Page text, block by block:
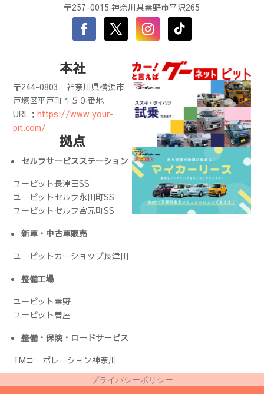
〒257-0015 神奈川県秦野市平沢265
本社
〒244-0803神奈川県横浜市
戸塚区平戸町１５０番地
URL：https://www.your-
pit.com/
拠点
セルフサービスステーション
ユーピット長津田SS
ユーピットセルフ永田町SS
ユーピットセルフ宮元町SS
新車・中古車販売
ユーピットカーショップ長津田
整備工場
ユーピット秦野
ユーピット曽屋
整備・保険・ロードサービス
TMコーポレーション神奈川
プライバシーポリシー